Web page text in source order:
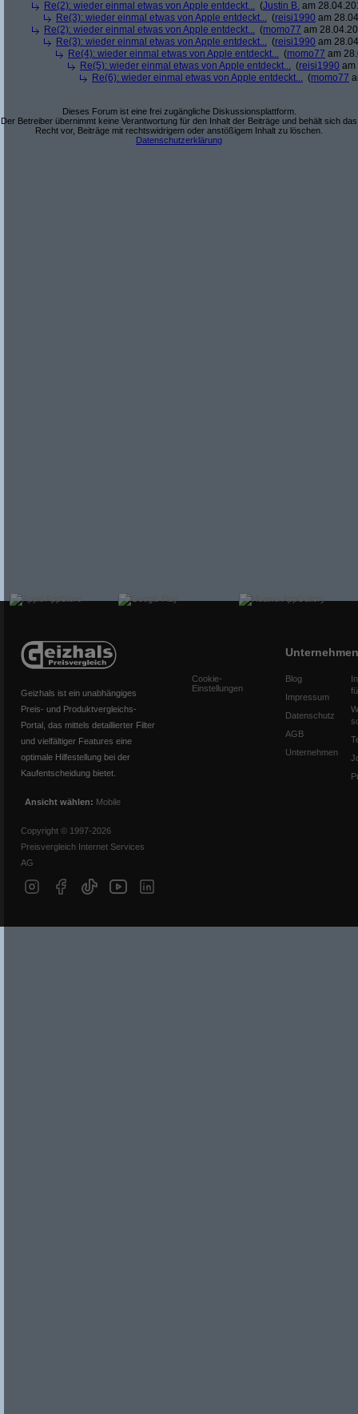
Re(2): wieder einmal etwas von Apple entdeckt... (Justin B. am
Re(3): wieder einmal etwas von Apple entdeckt... (reisi1990 am
Re(2): wieder einmal etwas von Apple entdeckt... (momo77 am
Re(3): wieder einmal etwas von Apple entdeckt... (reisi1990 am
Re(4): wieder einmal etwas von Apple entdeckt... (momo77 am
Re(5): wieder einmal etwas von Apple entdeckt... (reisi1990 am
Re(6): wieder einmal etwas von Apple entdeckt... (momo77
Dieses Forum ist eine frei zugängliche Diskussionsplattform.
Der Betreiber übernimmt keine Verantwortung für den Inhalt der Beiträge und behält sich das
Recht vor, Beiträge mit rechtswidrigem oder anstößigem Inhalt zu löschen.
Datenschutzerklärung
Geizhals ist ein unabhängiges
Preis- und Produktvergleichs-
Portal, das mittels detaillierter Filter
und vielfältiger Features eine
optimale Hilfestellung bei der
Kaufentscheidung bietet.
Ansicht wählen: Mobile
Copyright © 1997-2026
Preisvergleich Internet Services
AG
Cookie-
Einstellungen
Unternehmen
Blog
Impressum
Datenschutz
AGB
Unternehmen